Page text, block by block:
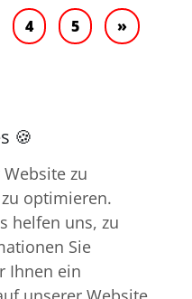
4 5 »
zu
optimieren.
helfen uns, zu
Sie
Ihnen ein